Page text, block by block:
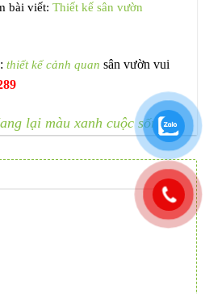
bài viết: Thiết kế sân vườn
thiết kế cảnh quan sân vườn vui
lại màu xanh cuộc sống!